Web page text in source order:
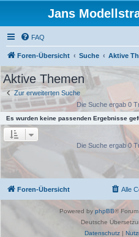
Jans
FAQ
Foren-Übersicht Suche Aktive
Aktive Themen
Zur erweiterten Suche
Die Suche ergab 0
Es wurden keine passenden Ergebnisse
Die Suche ergab 0
Foren-Übersicht Alle
Powered by phpBB®
Deutsche
Datenschutz|